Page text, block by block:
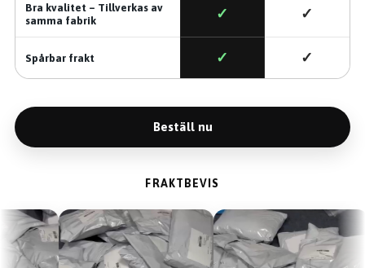
Bra kvalitet – Tillverkas av
samma fabrik
✓ ✓
Spårbar frakt ✓ ✓
Beställ nu
FRAKTBEVIS